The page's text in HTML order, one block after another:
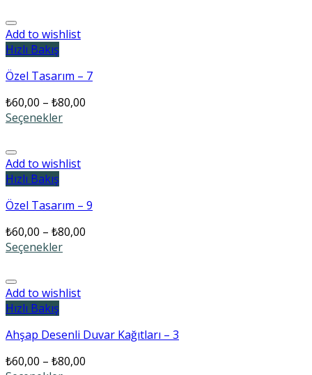
Add to wishlist
Hızlı Bakış
Özel Tasarım – 7
₺60,00 – ₺80,00
Seçenekler
Add to wishlist
Hızlı Bakış
Özel Tasarım – 9
₺60,00 – ₺80,00
Seçenekler
Add to wishlist
Hızlı Bakış
Ahşap Desenli Duvar Kağıtları – 3
₺60,00 – ₺80,00